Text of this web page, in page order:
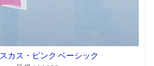
カス・ピンク ベーシック